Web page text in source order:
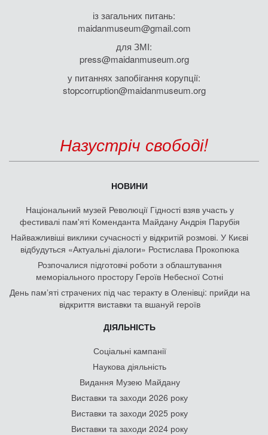
із загальних питань:
maidanmuseum@gmail.com
для ЗМІ:
press@maidanmuseum.org
у питаннях запобігання корупції:
stopcorruption@maidanmuseum.org
Назустріч свободі!
НОВИНИ
Національний музей Революції Гідності взяв участь у
фестивалі пам'яті Коменданта Майдану Андрія Парубія
Найважливіші виклики сучасності у відкритій розмові. У Києві
відбудуться «Актуальні діалоги» Ростислава Прокопюка
Розпочалися підготовчі роботи з облаштування
меморіального простору Героїв Небесної Сотні
День памʼяті страчених під час теракту в Оленівці: прийди на
відкриття виставки та вшануй героїв
ДІЯЛЬНІСТЬ
Соціальні кампанії
Наукова діяльність
Видання Музею Майдану
Виставки та заходи 2026 року
Виставки та заходи 2025 року
Виставки та заходи 2024 року